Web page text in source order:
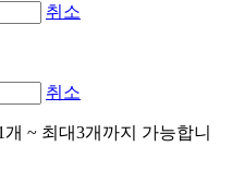
취소
취소
~ 최대3개까지 가능합니